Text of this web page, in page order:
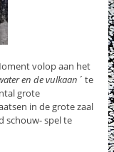
volop aan het
en de vulkaan´ te
grote
in de grote zaal
schouw- spel te